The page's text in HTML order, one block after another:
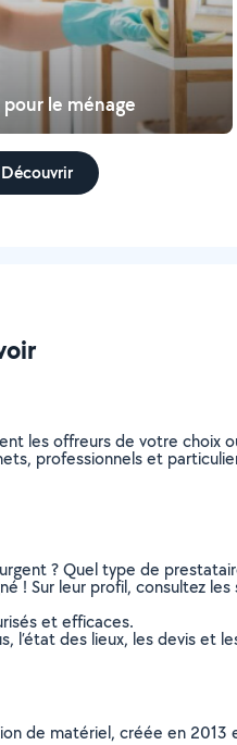
le ménage
Découvrir
les offreurs de votre
professionnels et
? Quel type de
! Sur leur profil, consultez
et efficaces.
des lieux, les devis et
de matériel, créée en